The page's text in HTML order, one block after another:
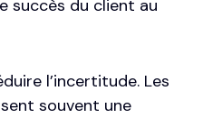
succès du client au
l’incertitude. Les
souvent une